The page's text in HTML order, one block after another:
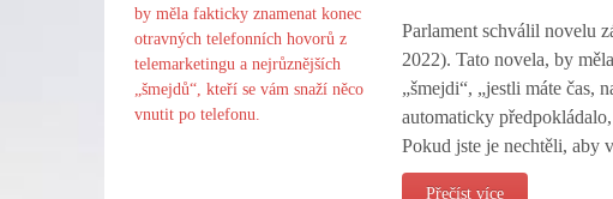
Parlament schválil novelu
2022). Tato novela, by
„šmejdi“, „jestli máte čas,
automaticky
Pokud jste je nechtěli,
Přečíst více